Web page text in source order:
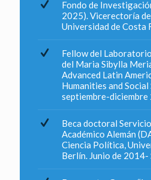
Fondo de
2025). Vicerectoría
Universidad de Costa
Fellow del
del Maria Sibylla
Advanced Latin
Humanities and Social
septiembre-diciembre
Beca doctoral
Académico Alemán
Ciencia Política,
Berlín. Junio de